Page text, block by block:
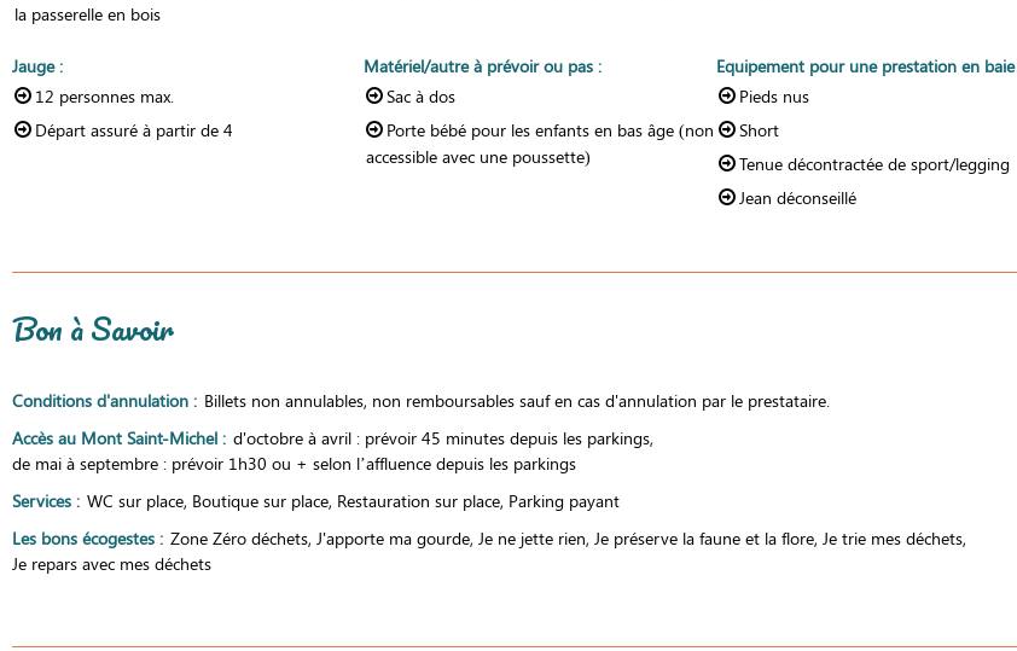
la passerelle en bois
Jauge:
12 personnes max.
Départ assuré à partir de 4
Matériel/autre à prévoir ou pas:
Sac à dos
Porte bébé pour les enfants en bas âge (non
accessible avec une poussette)
Equipement pour une prestation en baie
Pieds nus
Short
Tenue décontractée de sport/legging
Jean déconseillé
Bon à Savoir
Conditions d'annulation : Billets non annulables, non remboursables sauf en cas d'annulation par le prestataire.
Accès au Mont Saint-Michel : d'octobre à avril : prévoir 45 minutes depuis les parkings
de mai à septembre : prévoir 1h30 ou + selon l’affluence depuis les parkings
Services : WC sur place Boutique sur place Restauration sur place Parking payant
Les bons écogestes : Zone Zéro déchets J'apporte ma gourde Je ne jette rien Je préserve la faune et la flore Je trie mes déchets
Je repars avec mes déchets